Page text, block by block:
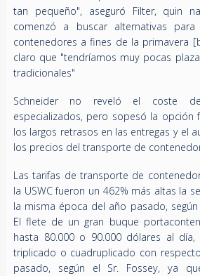
tan pequeño", aseguró Filter, quin
comenzó a buscar alternativas
contenedores a fines de la primavera
claro que "tendríamos muy pocas
tradicionales"
Schneider no reveló el coste
especializados, pero sopesó la opción
los largos retrasos en las entregas y el
los precios del transporte de
Las tarifas de transporte de
la USWC fueron un 462% más altas la
la misma época del año pasado, según
El flete de un gran buque
hasta 80.000 o 90.000 dólares al
triplicado o cuadruplicado con
pasado, según el Sr. Fossey, ya